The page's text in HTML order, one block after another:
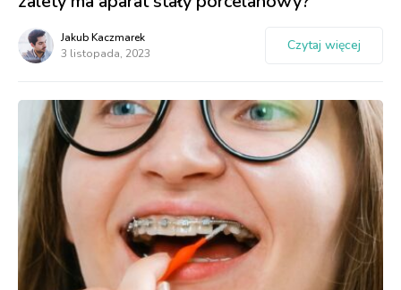
Jakub Kaczmarek
3 listopada, 2023
Czytaj więcej